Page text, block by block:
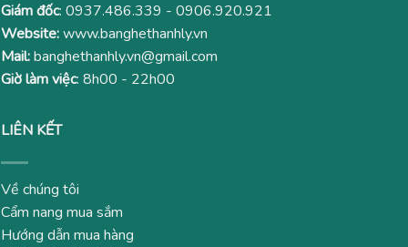
Giám đốc: 0937.486.339 - 0906.920.921
Website:www.banghethanhly.vn
Mail:banghethanhly.vn@gmail.com
Giờ làm việc: 8h00 - 22h00
LIÊN KẾT
Về chúng tôi
Cẩm nang mua sắm
Hướng dẫn mua hàng